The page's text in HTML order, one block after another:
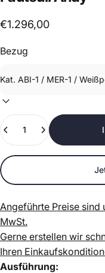
€1.296,00
Bezug
Anzahl
Angeführte Preise
MwSt.
Gerne erstellen wir
Ihren
Ausführung: